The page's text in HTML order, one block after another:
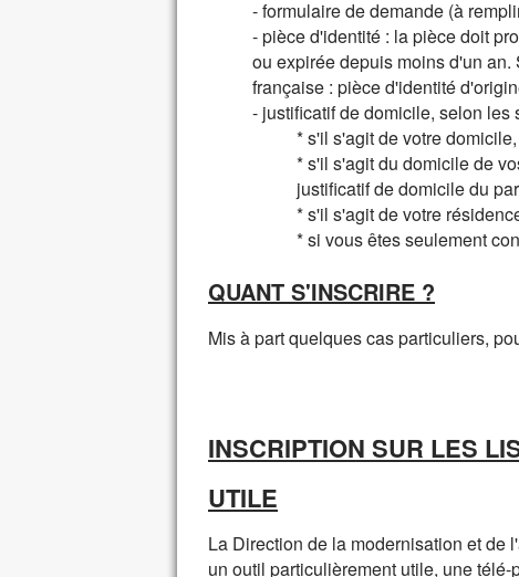
- formulaire de demande (à
- pièce d'identité : la pièce doit
ou expirée depuis moins d'un
française : pièce d'identité
- justificatif de domicile, selon
* s'il s'agit de votre
* s'il s'agit du domicile de
justificatif de domicile du
* s'il s'agit de votre
* si vous êtes seulement
QUANT S'INSCRIRE ?
Mis à part quelques cas particuliers,
INSCRIPTION SUR LES
UTILE
La Direction de la modernisation et de
un outil particulièrement utile, une